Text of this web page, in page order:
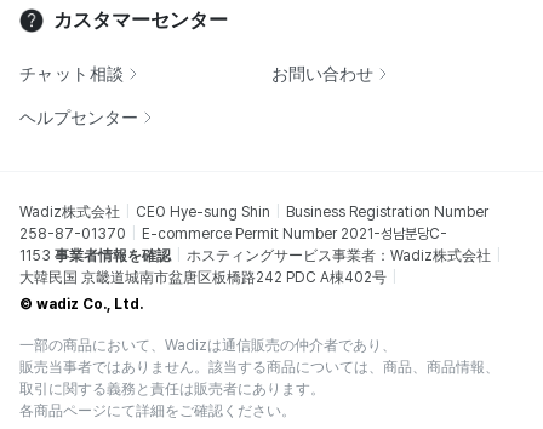
カスタマーセンター
チャット相談 お問い合わせ
ヘルプセンター
Wadiz株式会社 CEO Hye-sung Shin
Business Registration Number
258-87-01370
E-commerce Permit Number 2021-성남분당C-
1153 事業者情報を確認
ホスティングサービス事業者：Wadiz株式会社
大韓民国 京畿道城南市盆唐区板橋路242 PDC A棟402号
© wadiz Co., Ltd.
一部の商品において、Wadizは通信販売の仲介者であり、
販売当事者ではありません。該当する商品については、商品、商品情報、
取引に関する義務と責任は販売者にあります。
各商品ページにて詳細をご確認ください。